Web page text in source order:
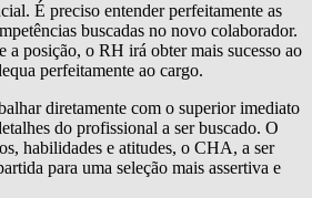
É preciso entender perfeitamente as
buscadas no novo colaborador.
a posição, o RH irá obter mais sucesso ao
perfeitamente ao cargo.
diretamente com o superior imediato
do profissional a ser buscado. O
habilidades e atitudes, o CHA, a ser
para uma seleção mais assertiva e